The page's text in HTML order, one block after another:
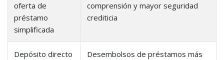
oferta de
préstamo
simplificada
comprensión y mayor seguridad
crediticia
Depósito directo
Desembolsos de préstamos más